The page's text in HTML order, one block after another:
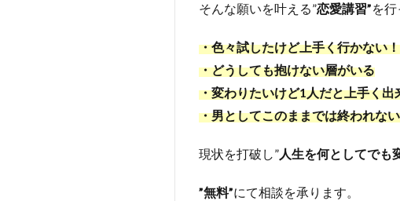
そんな願いを叶える”恋愛講習”を行
・色々試したけど上手く行かない！
・どうしても抱けない層がいる
・変わりたいけど1人だと上手く出
・男としてこのままでは終われな
現状を打破し”人生を何としてでも
”無料”にて相談を承ります。